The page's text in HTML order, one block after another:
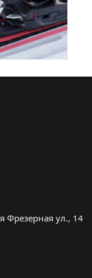
Фрезерная ул., 14